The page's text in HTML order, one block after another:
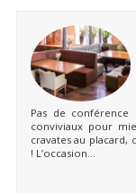
Pas de
conviviaux pour
cravates au
! L’occasion...